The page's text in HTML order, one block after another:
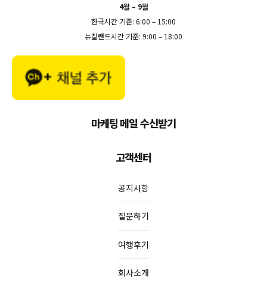
4월 – 9월
한국시간 기준: 6:00 – 15:00
뉴질랜드시간 기준: 9:00 – 18:00
마케팅 메일 수신받기
고객센터
공지사항
질문하기
여행후기
회사소개